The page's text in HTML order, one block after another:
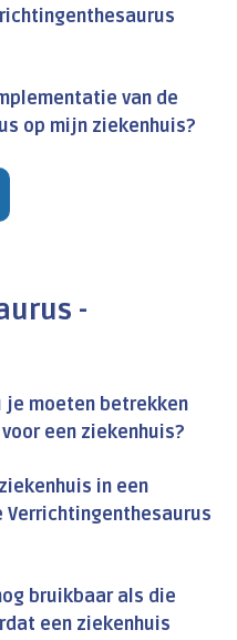
van de
op mijn ziekenhuis?
-
je moeten betrekken
een ziekenhuis?
in een
Verrichtingenthesaurus
bruikbaar als die
een ziekenhuis